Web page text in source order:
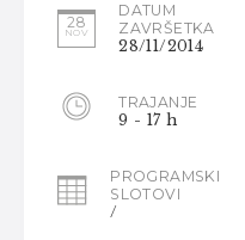
28
NOV
DATUM
ZAVRŠETKA
28/11/2014
TRAJANJE
9 - 17 h
PROGRAMSKI
SLOTOVI
/